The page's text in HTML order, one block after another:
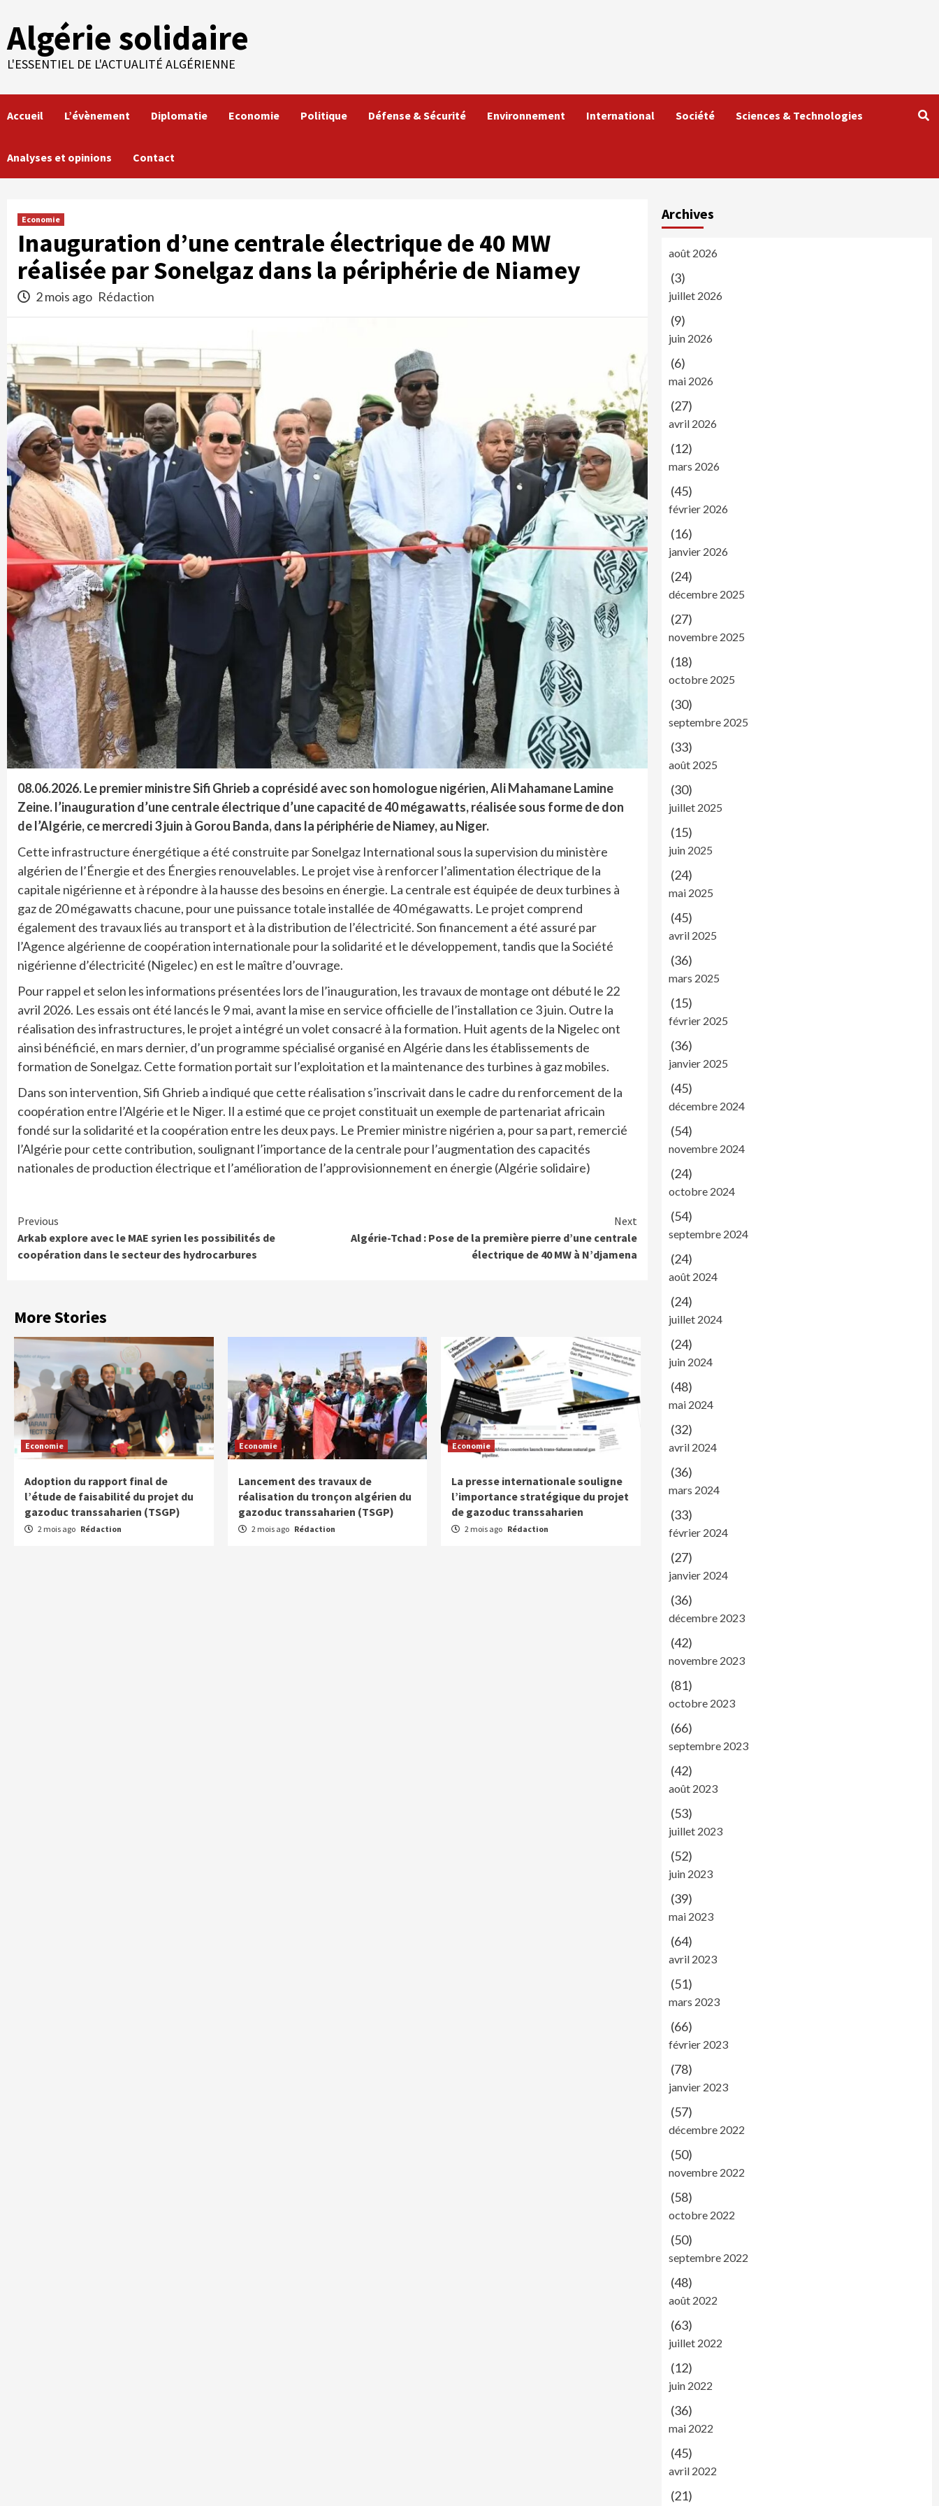
content
Algérie solidaire
L'ESSENTIEL DE L'ACTUALITÉ ALGÉRIENNE
Accueil L’évènement Diplomatie Economie Politique Défense & Sécurité Environnement International Société Sciences & Technologies
Analyses et opinions Contact
Economie
Inauguration d’une centrale électrique de 40 MW
réalisée par Sonelgaz dans la périphérie de Niamey
2 mois ago Rédaction
08.06.2026. Le premier ministre Sifi Ghrieb a coprésidé avec son homologue nigérien, Ali Mahamane Lamine
Zeine. l’inauguration d’une centrale électrique d’une capacité de 40 mégawatts, réalisée sous forme de don
de l’Algérie, ce mercredi 3 juin à Gorou Banda, dans la périphérie de Niamey, au Niger.
Cette infrastructure énergétique a été construite par Sonelgaz International sous la supervision du ministère
algérien de l’Énergie et des Énergies renouvelables. Le projet vise à renforcer l’alimentation électrique de la
capitale nigérienne et à répondre à la hausse des besoins en énergie. La centrale est équipée de deux turbines à
gaz de 20 mégawatts chacune, pour une puissance totale installée de 40 mégawatts. Le projet comprend
également des travaux liés au transport et à la distribution de l’électricité. Son financement a été assuré par
l’Agence algérienne de coopération internationale pour la solidarité et le développement, tandis que la Société
nigérienne d’électricité (Nigelec) en est le maître d’ouvrage.
Pour rappel et selon les informations présentées lors de l’inauguration, les travaux de montage ont débuté le 22
avril 2026. Les essais ont été lancés le 9 mai, avant la mise en service officielle de l’installation ce 3 juin. Outre la
réalisation des infrastructures, le projet a intégré un volet consacré à la formation. Huit agents de la Nigelec ont
ainsi bénéficié, en mars dernier, d’un programme spécialisé organisé en Algérie dans les établissements de
formation de Sonelgaz. Cette formation portait sur l’exploitation et la maintenance des turbines à gaz mobiles.
Dans son intervention, Sifi Ghrieb a indiqué que cette réalisation s’inscrivait dans le cadre du renforcement de la
coopération entre l’Algérie et le Niger. Il a estimé que ce projet constituait un exemple de partenariat africain
fondé sur la solidarité et la coopération entre les deux pays. Le Premier ministre nigérien a, pour sa part, remercié
l’Algérie pour cette contribution, soulignant l’importance de la centrale pour l’augmentation des capacités
nationales de production électrique et l’amélioration de l’approvisionnement en énergie (Algérie solidaire)
Continue
Reading
Previous
Arkab explore avec le MAE syrien les possibilités de
coopération dans le secteur des hydrocarbures
Next
Algérie-Tchad : Pose de la première pierre d’une centrale
électrique de 40 MW à N’djamena
More Stories
Economie
Adoption du rapport final de
l’étude de faisabilité du projet du
gazoduc transsaharien (TSGP)
2 mois ago Rédaction
Economie
Lancement des travaux de
réalisation du tronçon algérien du
gazoduc transsaharien (TSGP)
2 mois ago Rédaction
Economie
La presse internationale souligne
l’importance stratégique du projet
de gazoduc transsaharien
2 mois ago Rédaction
Archives
août 2026
(3)
juillet 2026
(9)
juin 2026
(6)
mai 2026
(27)
avril 2026
(12)
mars 2026
(45)
février 2026
(16)
janvier 2026
(24)
décembre 2025
(27)
novembre 2025
(18)
octobre 2025
(30)
septembre 2025
(33)
août 2025
(30)
juillet 2025
(15)
juin 2025
(24)
mai 2025
(45)
avril 2025
(36)
mars 2025
(15)
février 2025
(36)
janvier 2025
(45)
décembre 2024
(54)
novembre 2024
(24)
octobre 2024
(54)
septembre 2024
(24)
août 2024
(24)
juillet 2024
(24)
juin 2024
(48)
mai 2024
(32)
avril 2024
(36)
mars 2024
(33)
février 2024
(27)
janvier 2024
(36)
décembre 2023
(42)
novembre 2023
(81)
octobre 2023
(66)
septembre 2023
(42)
août 2023
(53)
juillet 2023
(52)
juin 2023
(39)
mai 2023
(64)
avril 2023
(51)
mars 2023
(66)
février 2023
(78)
janvier 2023
(57)
décembre 2022
(50)
novembre 2022
(58)
octobre 2022
(50)
septembre 2022
(48)
août 2022
(63)
juillet 2022
(12)
juin 2022
(36)
mai 2022
(45)
avril 2022
(21)